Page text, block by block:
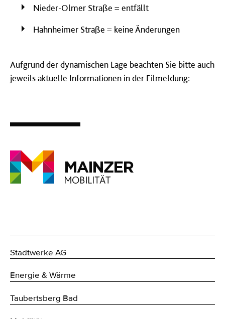
Nieder-Olmer Straße = entfällt
Hahnheimer Straße = keine Änderungen
Aufgrund der dynamischen Lage beachten Sie bitte auch
jeweils aktuelle Informationen in der Eilmeldung:
Stadtwerke AG
Energie & Wärme
Taubertsberg Bad